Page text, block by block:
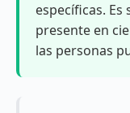
específicas.
presente en
las personas